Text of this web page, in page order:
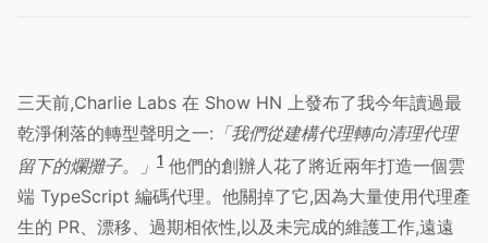
三天前,Charlie Labs 在 Show HN 上發布了我今年讀過最
乾淨俐落的轉型聲明之一: 「我們從建構代理轉向清理代理
留下的爛攤子。」 1 他們的創辦人花了將近兩年打造一個雲
端 TypeScript 編碼代理。他關掉了它,因為大量使用代理產
生的 PR、漂移、過期相依性,以及未完成的維護工作,遠遠